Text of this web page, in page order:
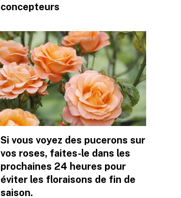
concepteurs
Si vous voyez des pucerons sur
vos roses, faites-le dans les
prochaines 24 heures pour
éviter les floraisons de fin de
saison.